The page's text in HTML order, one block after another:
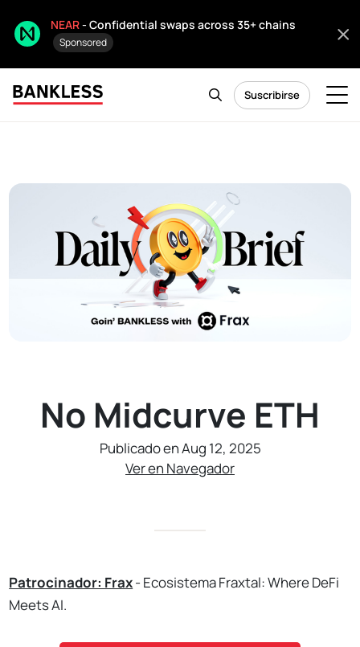
NEAR- Confidential swaps across 35+ chains
Sponsored
Suscribirse
No Midcurve ETH
Publicado en Aug 12, 2025
Ver en Navegador
Patrocinador: Frax- Ecosistema Fraxtal: Where DeFi
Meets AI.